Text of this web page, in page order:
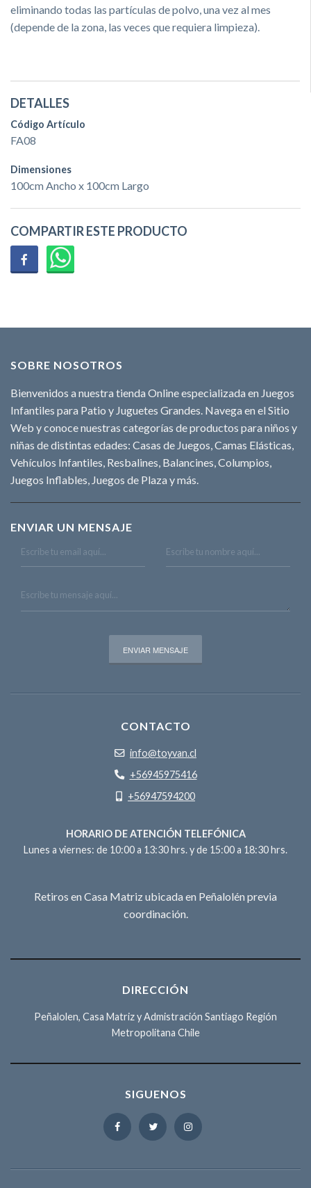
eliminando todas las partículas de polvo, una vez al mes
(depende de la zona, las veces que requiera limpieza).
DETALLES
Código Artículo
FA08
Dimensiones
100cm Ancho x 100cm Largo
COMPARTIR ESTE PRODUCTO
SOBRE NOSOTROS
Bienvenidos a nuestra tienda Online especializada en Juegos
Infantiles para Patio y Juguetes Grandes. Navega en el Sitio
Web y conoce nuestras categorías de productos para niños y
niñas de distintas edades: Casas de Juegos, Camas Elásticas,
Vehículos Infantiles, Resbalines, Balancines, Columpios,
Juegos Inflables, Juegos de Plaza y más.
ENVIAR UN MENSAJE
CONTACTO
info@toyvan.cl
+56945975416
+56947594200
HORARIO DE ATENCIÓN TELEFÓNICA
Lunes a viernes: de 10:00 a 13:30 hrs. y de 15:00 a 18:30 hrs.
Retiros en Casa Matriz ubicada en Peñalolén previa
coordinación.
DIRECCIÓN
Peñalolen, Casa Matriz y Admistración Santiago Región
Metropolitana Chile
SIGUENOS